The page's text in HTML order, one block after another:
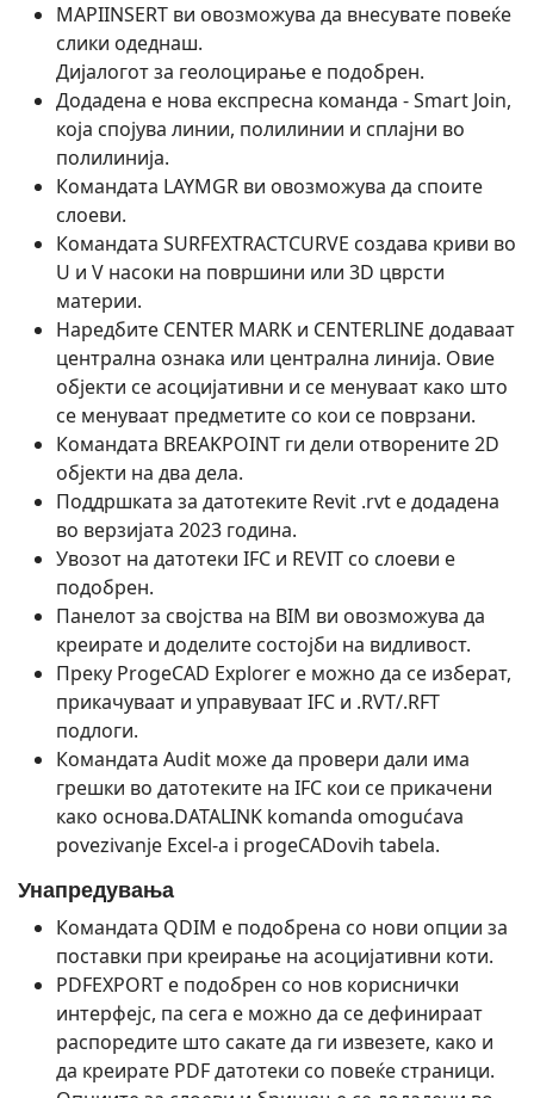
MAPIINSERT ви овозможува да внесувате повеќе
слики одеднаш.
Диjалогот за геолоцирање е подобрен.
Додадена е нова експресна команда - Smart Join,
која спојува линии, полилинии и сплајни во
полилинија.
Командата LAYMGR ви овозможува да споите
слоеви.
Командата SURFEXTRACTCURVE создава криви во
U и V насоки на површини или 3D цврсти
материи.
Наредбите CENTER MARK и CENTERLINE додаваат
централна ознака или централна линија. Овие
објекти се асоцијативни и се менуваат како што
се менуваат предметите со кои се поврзани.
Командата BREAKPOINT ги дели отворените 2D
објекти на два дела.
Поддршката за датотеките Revit .rvt е додадена
во верзијата 2023 година.
Увозот на датотеки IFC и REVIT со слоеви е
подобрен.
Панелот за својства на BIM ви овозможува да
креирате и доделите состојби на видливост.
Преку ProgeCAD Explorer е можно да се изберат,
прикачуваат и управуваат IFC и .RVT/.RFT
подлоги.
Командата Audit може да провери дали има
грешки во датотеките на IFC кои се прикачени
како основа.DATALINK komanda omogućava
povezivanje Excel-a i progeCADovih tabela.
Унапредувања
Командата QDIM е подобрена со нови опции за
поставки при креирање на асоцијативни коти.
PDFEXPORT е подобрен со нов кориснички
интерфејс, па сега е можно да се дефинираат
распоредите што сакате да ги извезете, како и
да креирате PDF датотеки со повеќе страници.